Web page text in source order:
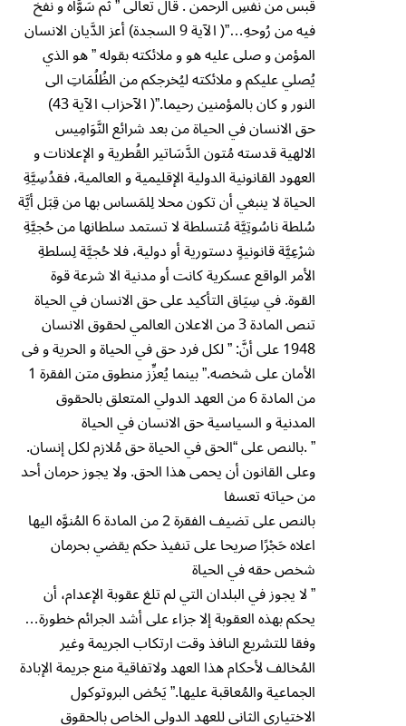
قبس من نَفسِ الرحمن . قال تعالى ” ثم سَوَّاه و نفخ
فيه من رُوحهِ…”( الآية 9 السجدة) أعز الدَّيان الانسان
المؤمن و صلى عليه هو و ملائكته بقوله ” هو الذي
يُصلي عليكم و ملائكته ليُخرجكم من الظُلُمَاتِ الى
النور و كان بالمؤمنين رحيما.”( الآحزاب الآية 43)
حق الانسان في الحياة من بعد شرائع النَّوَامِيس
الالهية قدسته مُتون الدَّسَاتير القُطرية و الإعلانات و
العهود القانونية الدولية الإقليمية و العالمية، فقدُسِيَّةِ
الحياة لا ينبغي أن تكون محلا لِلمَساس بها من قِبَل أيَّة
سُلطة ناسُوتِيَّة مُتسلطة لا تستمد سلطانها من حُجيَّةِ
شر۫عِيَّة قانونيةٍ دستورية أو دولية، فلا حُجيَّة لِسلطةِ
الأمر الواقع عسكرية كانت أو مدنية الا شرعة قوة
القوة. في سِيَاق التأكيد على حق الانسان في الحياة
تنص المادة 3 من الاعلان العالمي لحقوق الانسان
1948 على أنَّ: ” لكل فرد حق في الحياة و الحرية و فى
الأمان على شخصه.” بينما يُعزِّز منطوق متن الفقرة 1
من المادة 6 من العهد الدولي المتعلق بالحقوق
المدنية و السياسية حق الانسان في الحياة
” .بالنص على “الحق في الحياة حق مُلازم لكل إنسان.
وعلى القانون أن يحمى هذا الحق. ولا يجوز حرمان أحد
من حياته تعسفا
بالنص على تضيف الفقرة 2 من المادة 6 المُنوَّه اليها
اعلاه حَج۫رًا صريحا على تنفيذ حكم يقضي بحرمان
شخص حقه في الحياة
” لا يجوز في البلدان التي لم تلغ عقوبة الإعدام، أن
يحكم بهذه العقوبة إلا جزاء على أشد الجرائم خطورة…
وفقا للتشريع النافذ وقت ارتكاب الجريمة وغير
المُخالف لأحكام هذا العهد ولاتفاقية منع جريمة الإبادة
الجماعية والمُعاقبة عليها.” يَحُض البروتوكول
الاختياري الثاني للعهد الدولي الخاص بالحقوق